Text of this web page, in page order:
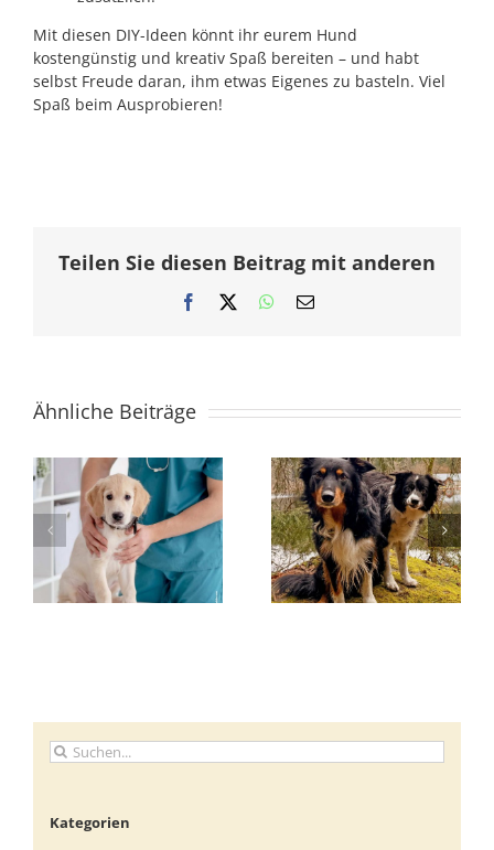
Mit diesen DIY-Ideen könnt ihr eurem Hund
kostengünstig und kreativ Spaß bereiten – und habt
selbst Freude daran, ihm etwas Eigenes zu basteln. Viel
Spaß beim Ausprobieren!
Teilen Sie diesen Beitrag mit anderen
Facebook WhatsApp
E-
Ähnliche Beiträge
Suche
Kategorien